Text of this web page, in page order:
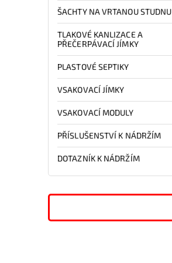
ŠACHTY NA VRTANOU STUDNU
TLAKOVÉ KANLIZACE A
PŘEČERPÁVACÍ JÍMKY
PLASTOVÉ SEPTIKY
VSAKOVACÍ JÍMKY
VSAKOVACÍ MODULY
PŘÍSLUŠENSTVÍ K NÁDRŽÍM
DOTAZNÍK K NÁDRŽÍM